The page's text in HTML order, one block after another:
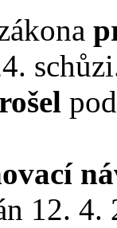
12. 4.